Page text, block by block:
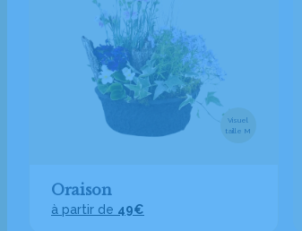
Visuel
taille M
Oraison
à partir de 49€